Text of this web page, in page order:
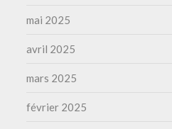
mai 2025
avril 2025
mars 2025
février 2025